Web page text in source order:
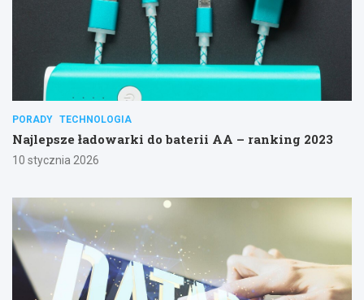
PORADY TECHNOLOGIA
Najlepsze ładowarki do baterii AA – ranking 2023
10 stycznia 2026